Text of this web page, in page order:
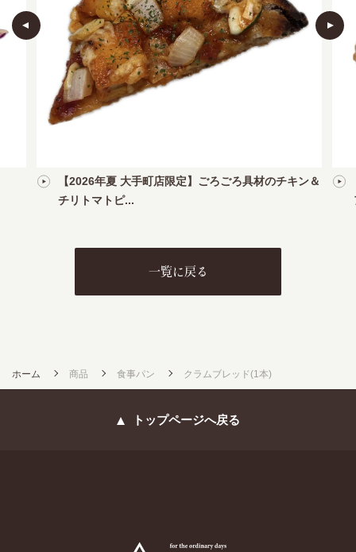
【2026年夏 大手町店限定】ごろごろ具材のチキン＆
チリトマトピ...
一覧に戻る
ホーム 商品 食事パン クラムブレッド(1本)
トップページへ戻る